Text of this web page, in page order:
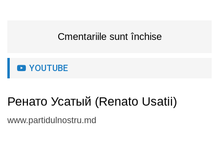
Cmentariile sunt închise
YOUTUBE
Ренато Усатый (Renato Usatii)
www.partidulnostru.md